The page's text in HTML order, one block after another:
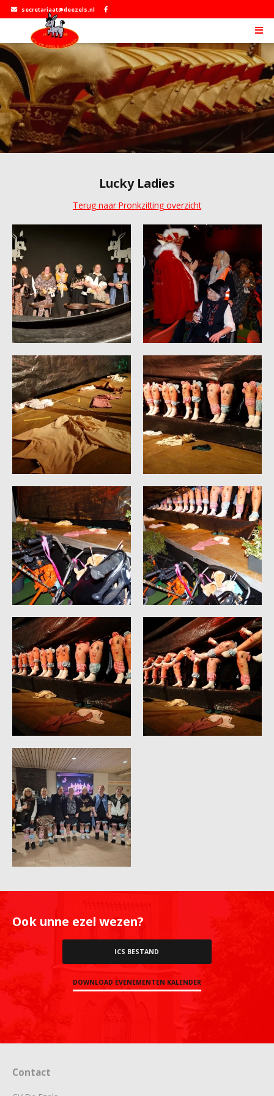
secretariaat@deezels.nl
Lucky Ladies
Terug naar Pronkzitting overzicht
Ook unne ezel wezen?
ICS BESTAND
DOWNLOAD EVENEMENTEN KALENDER
Contact